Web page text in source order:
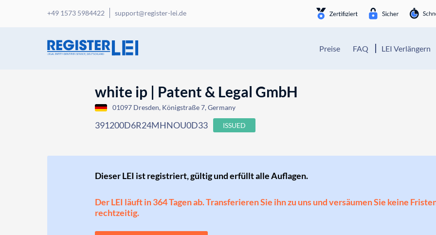
+49 1573 5984422 support@register-lei.de
Preise FAQ LEI Verlängern
white ip | Patent & Legal GmbH
01097 Dresden, Königstraße 7, Germany
391200D6R24MHNOU0D33 ISSUED
Dieser LEI ist registriert, gültig und erfüllt alle Auflagen.
Der LEI läuft in 364 Tagen ab. Transferieren Sie ihn zu uns und versäumen Sie keine
rechtzeitig.